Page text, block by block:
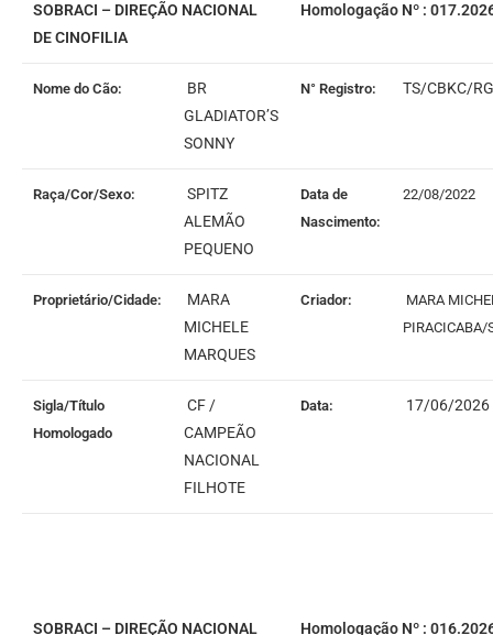
SOBRACI – DIREÇÃO NACIONAL
DE CINOFILIA
Homologação Nº :
Nome do Cão:
BR
GLADIATOR’S
SONNY
N° Registro: TS/CBKC/
Raça/Cor/Sexo:
SPITZ
ALEMÃO
PEQUENO
Data de
Nascimento:
22/08/2022
Proprietário/Cidade:
MARA
MICHELE
MARQUES
Criador:
MARA
PIRACICABA/
Sigla/Título
Homologado
CF /
CAMPEÃO
NACIONAL
FILHOTE
Data: 17/06/2026
SOBRACI – DIREÇÃO NACIONAL Homologação Nº :